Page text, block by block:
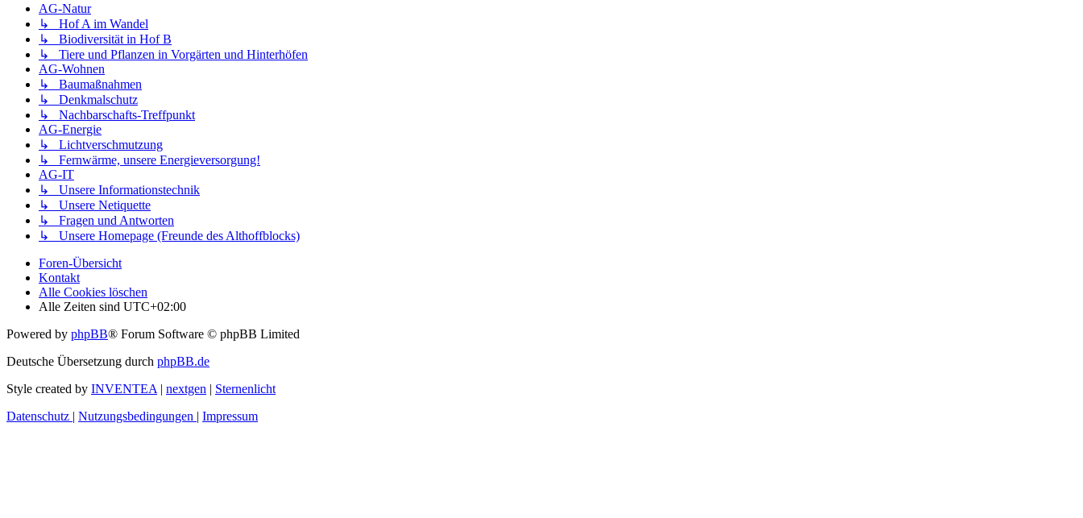
AG-Natur
↳ Hof A im Wandel
↳ Biodiversität in Hof B
↳ Tiere und Pflanzen in Vorgärten und Hinterhöfen
AG-Wohnen
↳ Baumaßnahmen
↳ Denkmalschutz
↳ Nachbarschafts-Treffpunkt
AG-Energie
↳ Lichtverschmutzung
↳ Fernwärme, unsere Energieversorgung!
AG-IT
↳ Unsere Informationstechnik
↳ Unsere Netiquette
↳ Fragen und Antworten
↳ Unsere Homepage (Freunde des Althoffblocks)
Foren-Übersicht
Kontakt
Alle Cookies löschen
Alle Zeiten sind UTC+02:00
Powered by phpBB® Forum Software © phpBB Limited
Deutsche Übersetzung durch phpBB.de
Style created by INVENTEA | nextgen | Sternenlicht
Datenschutz | Nutzungsbedingungen | Impressum